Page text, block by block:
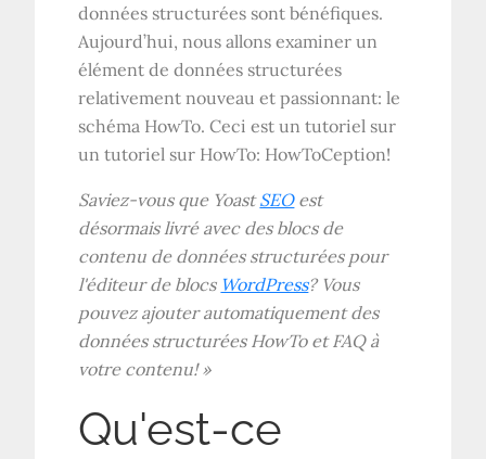
données structurées sont bénéfiques.
Aujourd’hui, nous allons examiner un
élément de données structurées
relativement nouveau et passionnant: le
schéma HowTo. Ceci est un tutoriel sur
un tutoriel sur HowTo: HowToCeption!
Saviez-vous que YoastSEOest
désormais livré avec des blocs de
contenu de données structurées pour
l'éditeur de blocs WordPress? Vous
pouvez ajouter automatiquement des
données structurées HowTo et FAQ à
votre contenu! »
Qu'est-ce